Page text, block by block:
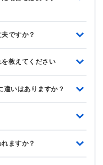
ですか？
教えてください
違いはありますか？
ますか？